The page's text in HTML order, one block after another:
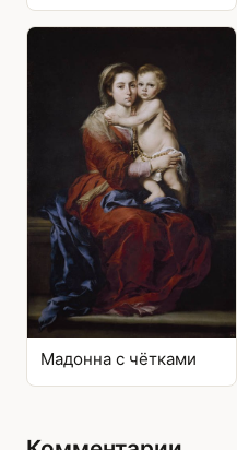
Мадонна с чётками